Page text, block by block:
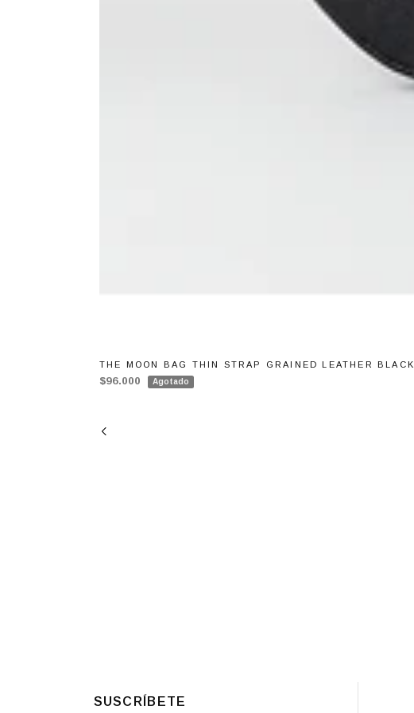
THE MOON BAG THIN STRAP GRAINED LEATHER BLACK
$96.000 Agotado
SUSCRÍBETE